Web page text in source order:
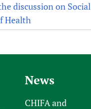
discussion on Social
Health
News
CHIFA and